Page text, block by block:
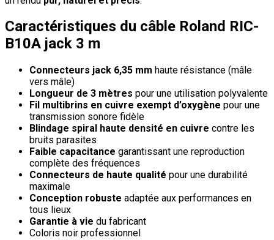
Caractéristiques du câble Roland RIC-
B10A jack 3 m
Connecteurs jack 6,35 mm haute résistance (mâle
vers mâle)
Longueur de 3 mètres pour une utilisation polyvalente
Fil multibrins en cuivre exempt d’oxygène pour une
transmission sonore fidèle
Blindage spiral haute densité en cuivre contre les
bruits parasites
Faible capacitance garantissant une reproduction
complète des fréquences
Connecteurs de haute qualité pour une durabilité
maximale
Conception robuste adaptée aux performances en
tous lieux
Garantie à vie du fabricant
Coloris noir professionnel